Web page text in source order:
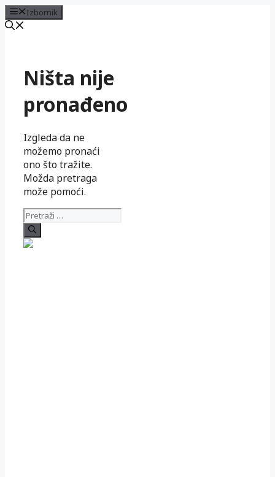
Izbornik
Ništa nije
pronađeno
Izgleda da ne
možemo pronaći
ono što tražite.
Možda pretraga
može pomoći.
Pretraži: